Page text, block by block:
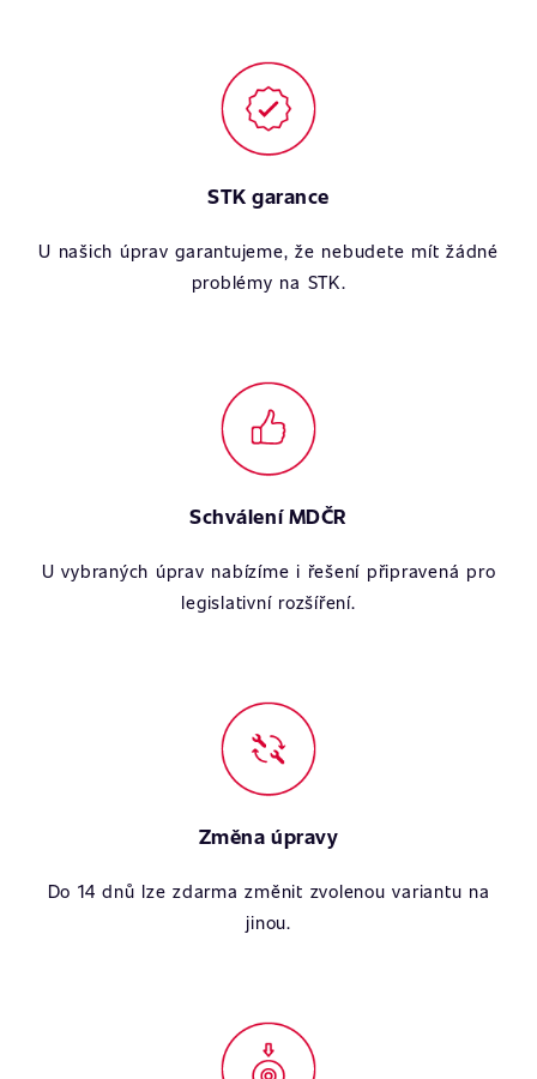
STK garance
U našich úprav garantujeme, že nebudete mít žádné
problémy na STK.
Schválení MDČR
U vybraných úprav nabízíme i řešení připravená pro
legislativní rozšíření.
Změna úpravy
Do 14 dnů lze zdarma změnit zvolenou variantu na
jinou.